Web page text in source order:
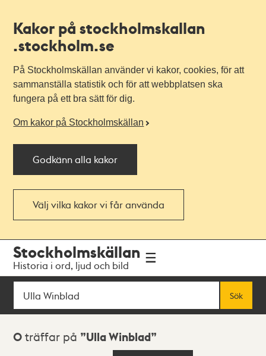
Kakor på stockholmskallan
.stockholm.se
På Stockholmskällan använder vi kakor, cookies, för att
sammanställa statistik och för att webbplatsen ska
fungera på ett bra sätt för dig.
Om kakor på Stockholmskällan
Godkänn alla kakor
Välj vilka kakor vi får använda
navigationen
huvudinnehållet
Stockholmskällan
Historia i ord, ljud och bild
Sök
Sök
Sökresultat
0 träffar på Ulla Winblad